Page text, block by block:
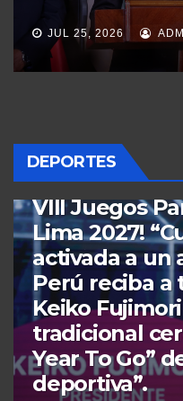
JUL 8, 2026
DEPORTES
DEPORTES MUNDO PERÚ
¡Juegos
Presentada la
comienza la
nuestro país
vez más en la
continente y